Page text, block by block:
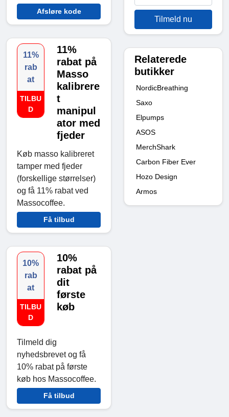
Afsløre kode
11%
rab
at
TILBU
D
11%
rabat på
Masso
kalibrere
t
manipul
ator med
fjeder
Køb masso kalibreret
tamper med fjeder
(forskellige størrelser)
og få 11% rabat ved
Massocoffee.
Få tilbud
10%
rab
at
TILBU
D
10%
rabat på
dit
første
køb
Tilmeld dig
nyhedsbrevet og få
10% rabat på første
køb hos Massocoffee.
Få tilbud
Tilmeld nu
Relaterede
butikker
NordicBreathing
Saxo
Elpumps
ASOS
MerchShark
Carbon Fiber Ever
Hozo Design
Armos